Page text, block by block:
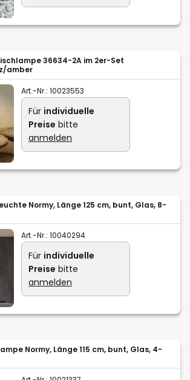
36634-2A im 2er-Set
amber
Art.-Nr.: 10023553
Für individuelle
Preise bitte
anmelden
Normy, Länge 125 cm, bunt, Glas, 8-
Art.-Nr.: 10040294
Für individuelle
Preise bitte
anmelden
Normy, Länge 115 cm, bunt, Glas, 4-